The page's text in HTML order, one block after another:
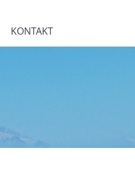
KONTAKT